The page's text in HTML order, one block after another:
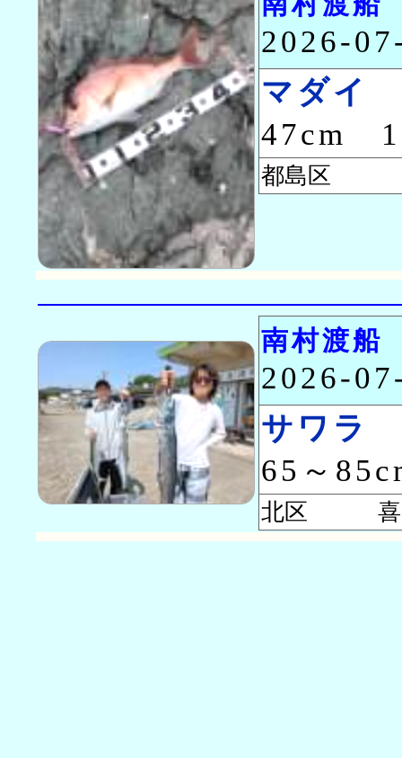
2026-
マダイ
47cm
都島区
南村渡船
2026-
サワラ
65～
北区 喜